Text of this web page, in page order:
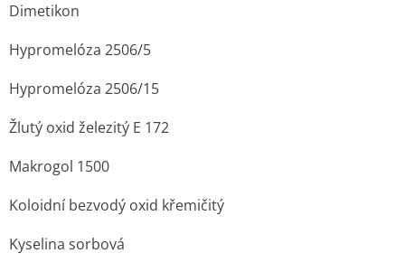
Dimetikon
Hypromelóza 2506/5
Hypromelóza 2506/15
Žlutý oxid železitý E 172
Makrogol 1500
Koloidní bezvodý oxid křemičitý
Kyselina sorbová